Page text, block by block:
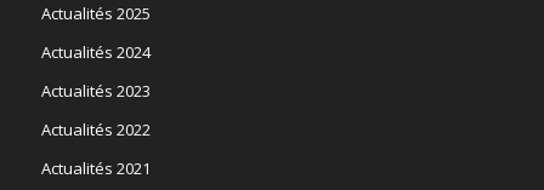
Actualités 2025
Actualités 2024
Actualités 2023
Actualités 2022
Actualités 2021